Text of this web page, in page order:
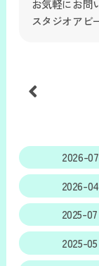
お気軽にお問
スタジオアビ
2026-07
2026-04
2025-07
2025-05